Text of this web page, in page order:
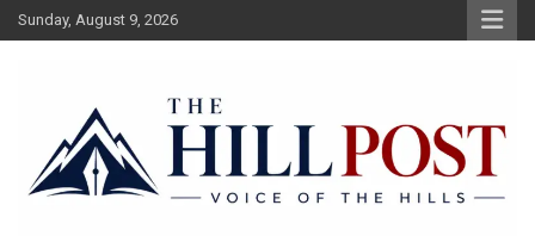
Skip
to
Sunday, August 9, 2026